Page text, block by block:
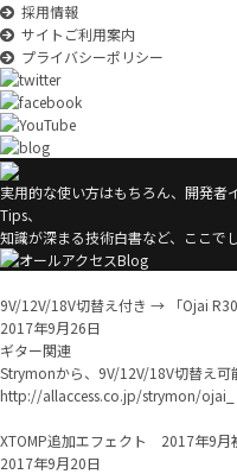
採用情報
サイトご利用案内
プライバシーポリシー
実用的な使い方はもちろん、開発者
Tips、
知識が深まる技術白書など、ここで
9V/12V/18V切替え付き → 「Ojai
2017年9月26日
ギター関連
Strymonから、9V/12V/18V切替え可
http://allaccess.co.jp/strymon/ojai_
XTOMP追加エフェクト 2017年9月
2017年9月20日